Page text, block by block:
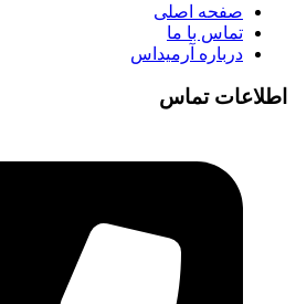
صفحه اصلی
تماس با ما
درباره آرمیداس
اطلاعات تماس